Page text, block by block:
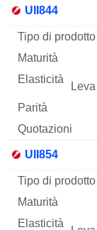
UII844
UII854